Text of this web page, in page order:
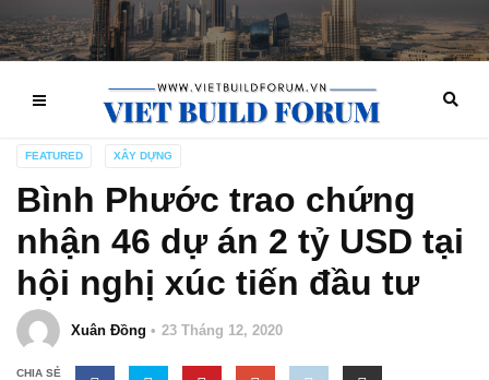
FEATURED XÂY DỰNG
Bình Phước trao chứng
nhận 46 dự án 2 tỷ USD tại
hội nghị xúc tiến đầu tư
Xuân Đồng 23 Tháng 12, 2020
CHIA SẺ